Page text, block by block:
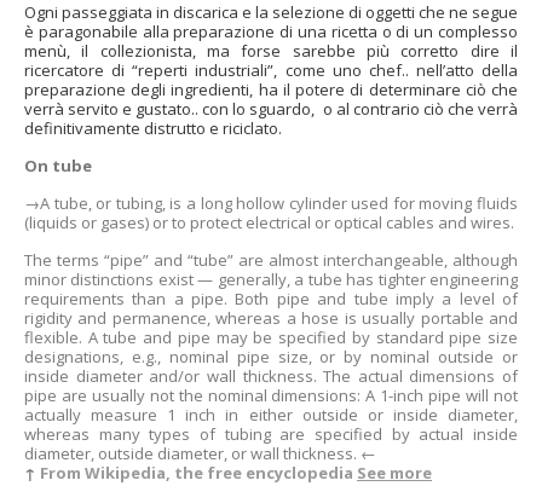
Ogni passeggiata in discarica e la selezione di oggetti che ne segue
è paragonabile alla preparazione di una ricetta o di un complesso
menù, il collezionista, ma forse sarebbe più corretto dire il
ricercatore di “reperti industriali”, come uno chef.. nell’atto della
preparazione degli ingredienti, ha il potere di determinare ciò che
verrà servito e gustato.. con lo sguardo, o al contrario ciò che verrà
definitivamente distrutto e riciclato.
On tube
→A tube, or tubing, is a long hollow cylinder used for moving fluids
(liquids or gases) or to protect electrical or optical cables and wires.
The terms “pipe” and “tube” are almost interchangeable, although
minor distinctions exist — generally, a tube has tighter engineering
requirements than a pipe. Both pipe and tube imply a level of
rigidity and permanence, whereas a hose is usually portable and
flexible. A tube and pipe may be specified by standard pipe size
designations, e.g., nominal pipe size, or by nominal outside or
inside diameter and/or wall thickness. The actual dimensions of
pipe are usually not the nominal dimensions: A 1-inch pipe will not
actually measure 1 inch in either outside or inside diameter,
whereas many types of tubing are specified by actual inside
diameter, outside diameter, or wall thickness. ←
↑ From Wikipedia, the free encyclopedia See more